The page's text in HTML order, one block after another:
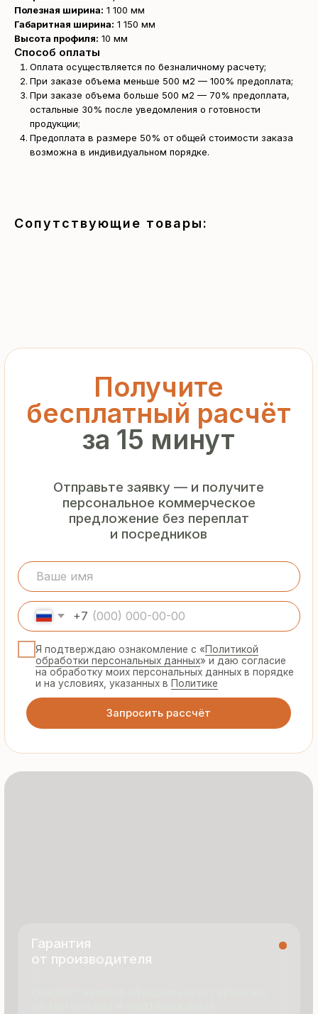
Полезная ширина: 1 100 мм
Габаритная ширина: 1 150 мм
Высота профиля: 10 мм
Способ оплаты
Оплата осуществляется по безналичному расчету;
При заказе объема меньше 500 м2 — 100% предоплата;
При заказе объема больше 500 м2 — 70% предоплата,
остальные 30% после уведомления о готовности
продукции;
Предоплата в размере 50% от общей стоимости заказа
возможна в индивидуальном порядке.
Сопутствующие товары:
Получите
обработки персональных данных » и даю согласие
на обработку моих персональных данных в порядке
и на условиях, указанных в
Политике
Запросить рассчёт
Сертифицированная
продукция
стандартам качества
Гарантия
от производителя
Предоставляем официальную гарантию
на материалы и подтверждаем
надёжность каждой партии
г. Москва, ул. Русинская Роща, д. 55